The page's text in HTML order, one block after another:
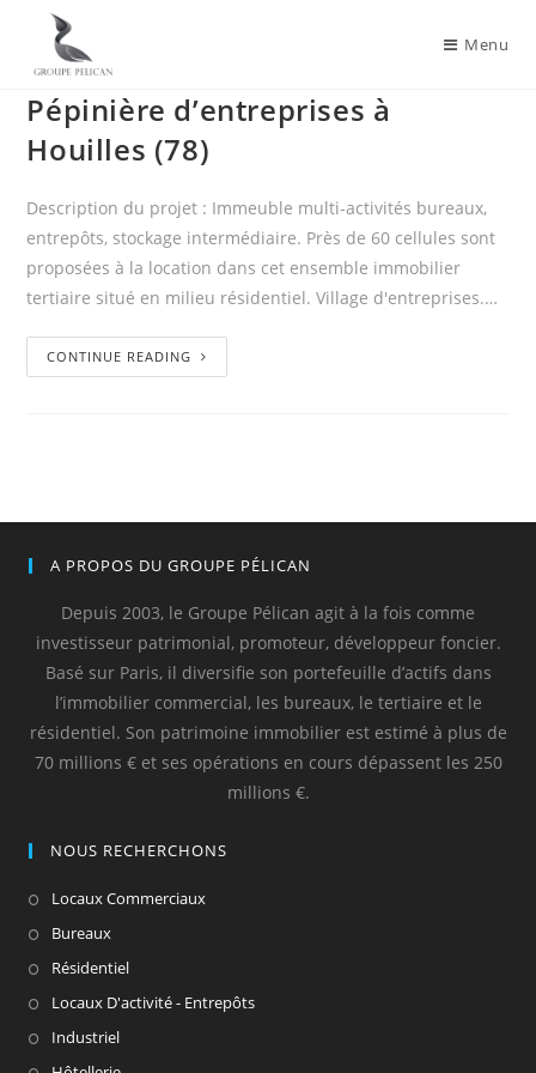
Menu
Pépinière d’entreprises à
Houilles (78)
Description du projet : Immeuble multi-activités bureaux,
entrepôts, stockage intermédiaire. Près de 60 cellules sont
proposées à la location dans cet ensemble immobilier
tertiaire situé en milieu résidentiel. Village d'entreprises.…
CONTINUE READING
A PROPOS DU GROUPE PÉLICAN
Depuis 2003, le Groupe Pélican agit à la fois comme
investisseur patrimonial, promoteur, développeur foncier.
Basé sur Paris, il diversifie son portefeuille d’actifs dans
l’immobilier commercial, les bureaux, le tertiaire et le
résidentiel. Son patrimoine immobilier est estimé à plus de
70 millions € et ses opérations en cours dépassent les 250
millions €.
NOUS RECHERCHONS
Locaux Commerciaux
Bureaux
Résidentiel
Locaux D'activité - Entrepôts
Industriel